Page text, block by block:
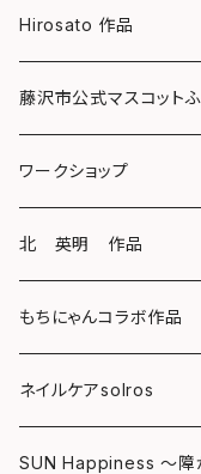
クリアファイル
マグカップ
スマホケース
キーホルダー
バッグ
Tシャツ
ミラー
Hirosato 作品
藤沢市公式マスコット
クリアファイル
ボールペン
キーホルダー
マグネット
シール
ワークショップ
海レジンアートボード
レジンチャーム
サンキャッチャー
北 英明 作品
ポストカード
もちにゃんコラボ作品
ネイルケアsolros
SUN Happiness ～障